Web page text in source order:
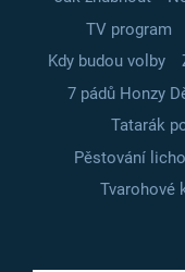
TV program
Kdy budou volby
7 pádů Honzy
Tatarák
Pěstování
Tvarohové